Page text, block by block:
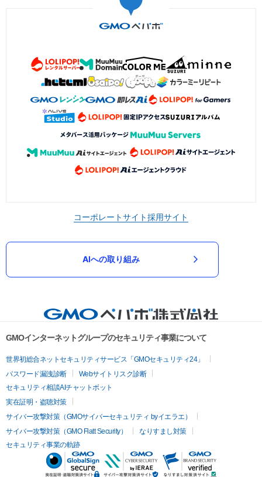
コーポレートサイト採用サイト
AIへの取り組み
GMOインターネットグループのセキュリティ事業について
世界初総合ネットセキュリティサービス「GMOセキュリティ24」
パスワード漏洩診断
Webサイトリスク診断
セキュリティ相談AIチャットボット
実在証明・盗聴対策
サイバー攻撃対策（GMOサイバーセキュリティ byイエラエ）
サイバー攻撃対策（GMO Flatt Security）
なりすまし対策
セキュリティ事業の軌跡